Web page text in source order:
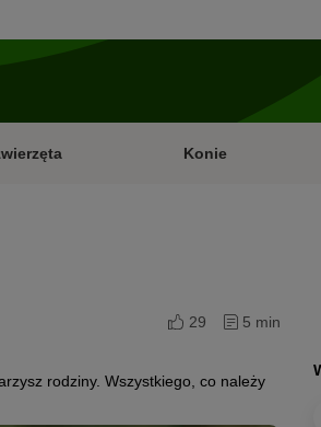
Konie
29 5 min
rodziny. Wszystkiego, co należy